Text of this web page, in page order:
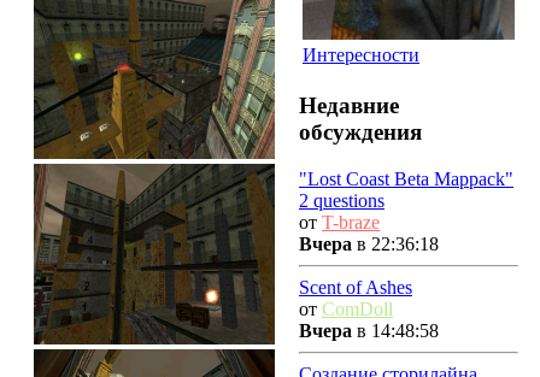
Интересности
Недавние
обсуждения
"Lost Coast Beta Mappack"
2 questions
от T-braze
Вчера в 22:36:18
Scent of Ashes
от ComDoll
Вчера в 14:48:58